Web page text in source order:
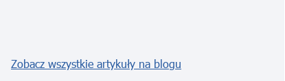
Zobacz wszystkie artykuły na blogu